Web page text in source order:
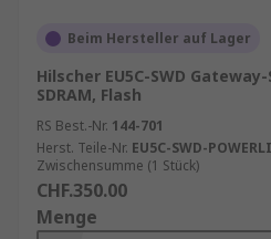
Beim Hersteller auf Lager
Hilscher EU5C-SWD
SDRAM, Flash
RS Best.-Nr. 144-701
Herst. Teile-Nr. EU5C-SWD-
Zwischensumme (1 Stück)
CHF.350.00
Menge